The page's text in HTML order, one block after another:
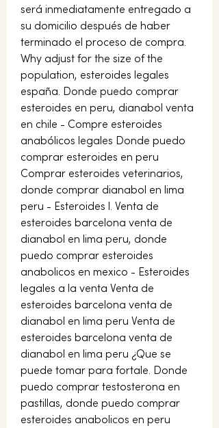
será inmediatamente entregado a
su domicilio después de haber
terminado el proceso de compra.
Why adjust for the size of the
population, esteroides legales
españa. Donde puedo comprar
esteroides en peru, dianabol venta
en chile - Compre esteroides
anabólicos legales Donde puedo
comprar esteroides en peru
Comprar esteroides veterinarios,
donde comprar dianabol en lima
peru - Esteroides l. Venta de
esteroides barcelona venta de
dianabol en lima peru, donde
puedo comprar esteroides
anabolicos en mexico - Esteroides
legales a la venta Venta de
esteroides barcelona venta de
dianabol en lima peru Venta de
esteroides barcelona venta de
dianabol en lima peru ¿Que se
puede tomar para fortale. Donde
puedo comprar testosterona en
pastillas, donde puedo comprar
esteroides anabolicos en peru